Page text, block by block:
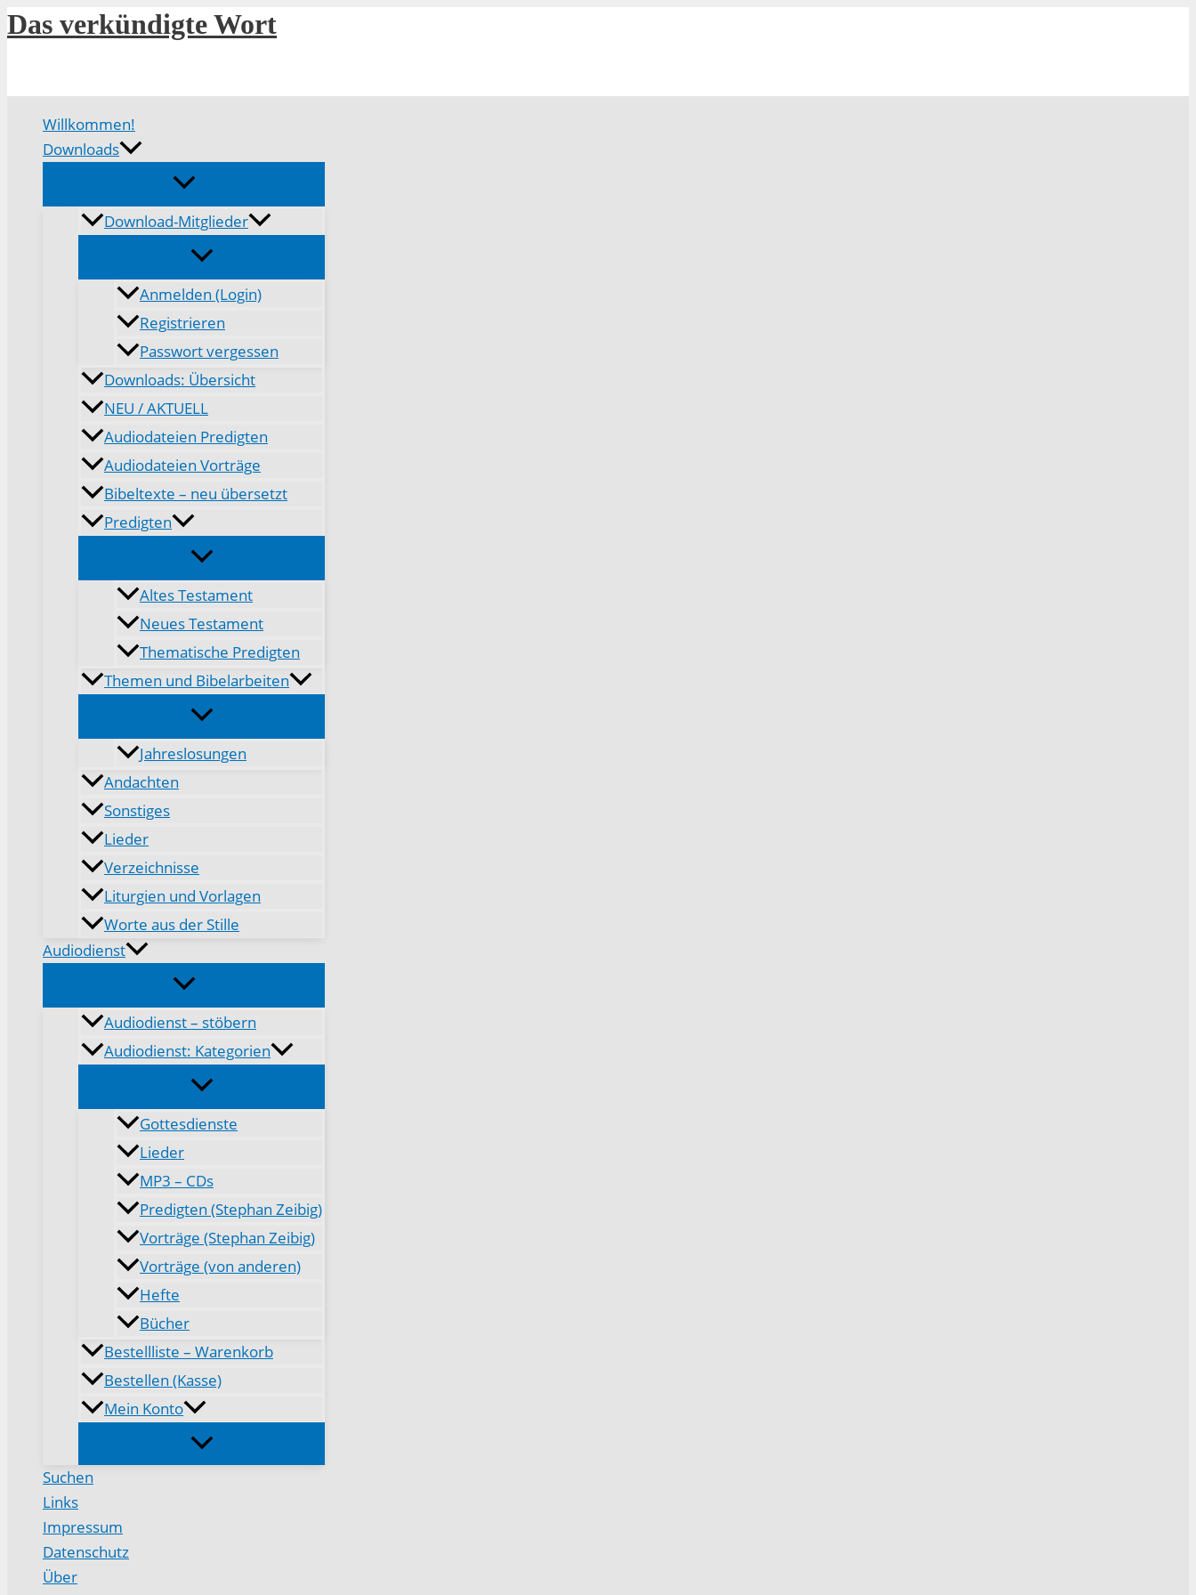
Zum
Inhalt
Das verkündigte Wort
Willkommen!
Downloads
Download-Mitglieder
Anmelden (Login)
Registrieren
Passwort vergessen
Downloads: Übersicht
NEU / AKTUELL
Audiodateien Predigten
Audiodateien Vorträge
Bibeltexte – neu übersetzt
Predigten
Altes Testament
Neues Testament
Thematische Predigten
Themen und Bibelarbeiten
Jahreslosungen
Andachten
Sonstiges
Lieder
Verzeichnisse
Liturgien und Vorlagen
Worte aus der Stille
Audiodienst
Audiodienst – stöbern
Audiodienst: Kategorien
Gottesdienste
Lieder
MP3 – CDs
Predigten (Stephan Zeibig)
Vorträge (Stephan Zeibig)
Vorträge (von anderen)
Hefte
Bücher
Bestellliste – Warenkorb
Bestellen (Kasse)
Mein Konto
Suchen
Links
Impressum
Datenschutz
Über